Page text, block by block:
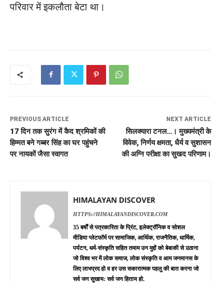
परिवार में इकलौता बेटा था।
PREVIOUS ARTICLE
17 दिन तक सुरंग में कैद श्रमिकों की
हिम्मत बने गब्बर सिंह का घर पहुंचने
पर नायकों जैसा स्वागत
NEXT ARTICLE
सिलक्यारा टनल…। मुख्यमंत्री के
विवेक, निर्णय क्षमता, धैर्य व सुशासन
की अग्नि परीक्षा का सुखद परिणाम।
HIMALAYAN DISCOVER
HTTPS://HIMALAYANDISCOVER.COM
35 बर्षों से पत्रकारिता के प्रिंट, इलेक्ट्रॉनिक व सोशल
मीडिया प्लेटफॉर्म पर सामाजिक, आर्थिक, राजनैतिक, धार्मिक,
पर्यटन, धर्म-संस्कृति सहित तमाम उन मुद्दों को बेबाकी से उठाना
जो विश्व भर में लोक समाज, लोक संस्कृति व आम जनमानस के
लिए लाभप्रद हो व हर उस सकारात्मक पहलु की बात करना जो
सर्व जन सुखाय: सर्व जन हिताय हो.